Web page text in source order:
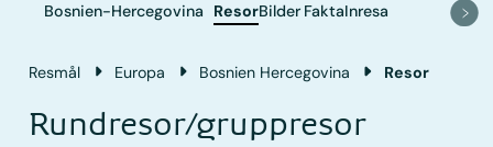
Bosnien-Hercegovina ResorBilder FaktaInresa
Resmål Europa Bosnien Hercegovina Resor
Rundresor/gruppresor